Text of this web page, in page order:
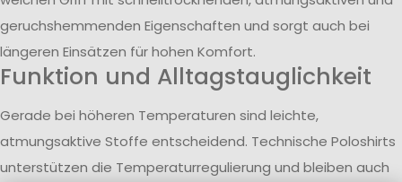
geruchshemmenden Eigenschaften und sorgt auch bei
längeren Einsätzen für hohen Komfort.
Funktion und Alltagstauglichkeit
Gerade bei höheren Temperaturen sind leichte,
atmungsaktive Stoffe entscheidend. Technische Poloshirts
unterstützen die Temperaturregulierung und bleiben auch